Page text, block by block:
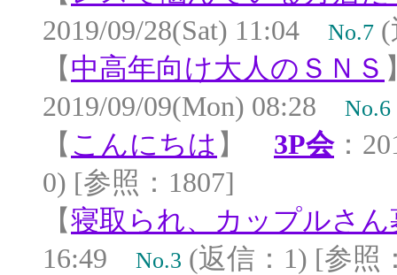
2019/09/28(Sat) 11:04 No.7 (
【 中高年向け大人のＳＮＳ
2019/09/09(Mon) 08:28 No.6
【 こんにちは 】 3P会：
0) [参照：1807]
【寝取られ、カップルさん
16:49 No.3 (返信：1) [参照